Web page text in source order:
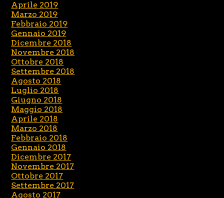
Aprile 2019
Marzo 2019
Febbraio 2019
Gennaio 2019
Dicembre 2018
Novembre 2018
Ottobre 2018
Settembre 2018
Agosto 2018
Luglio 2018
Giugno 2018
Maggio 2018
Aprile 2018
Marzo 2018
Febbraio 2018
Gennaio 2018
Dicembre 2017
Novembre 2017
Ottobre 2017
Settembre 2017
Agosto 2017